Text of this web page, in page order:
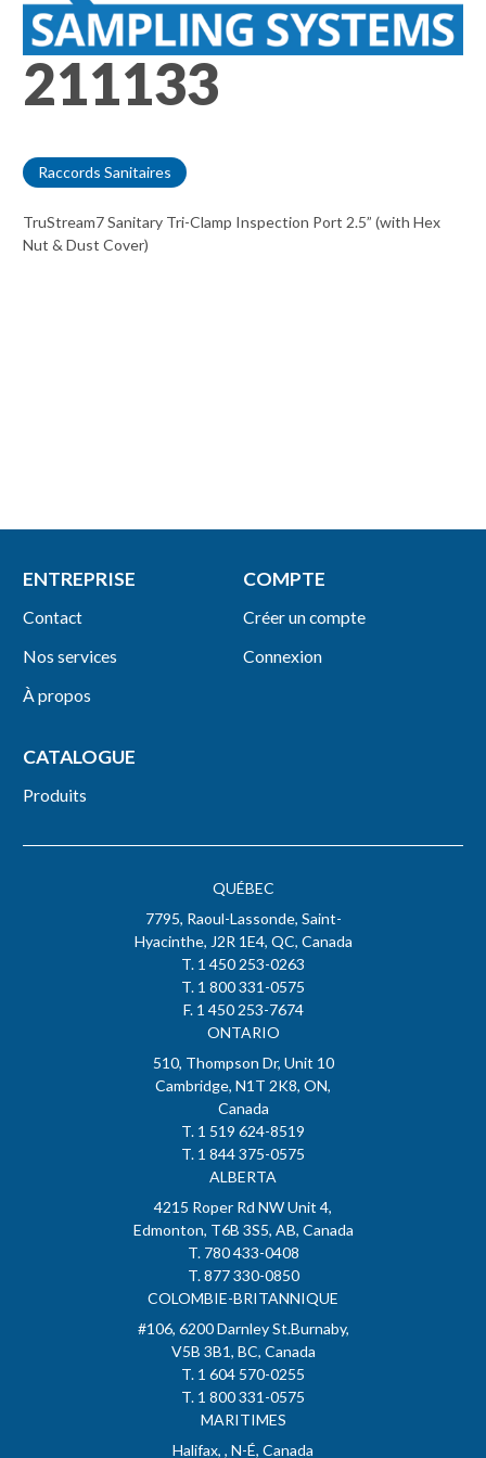
211133
Raccords Sanitaires
TruStream7 Sanitary Tri-Clamp Inspection Port 2.5” (with Hex
Nut & Dust Cover)
QUÉBEC
7795, Raoul-Lassonde, Saint-
Hyacinthe, J2R 1E4, QC, Canada
T. 1 450 253-0263
T. 1 800 331-0575
F. 1 450 253-7674
ONTARIO
510, Thompson Dr, Unit 10
Cambridge, N1T 2K8, ON,
Canada
T. 1 519 624-8519
T. 1 844 375-0575
ALBERTA
4215 Roper Rd NW Unit 4,
Edmonton, T6B 3S5, AB, Canada
T. 780 433-0408
T. 877 330-0850
COLOMBIE-BRITANNIQUE
#106, 6200 Darnley St.Burnaby,
V5B 3B1, BC, Canada
T. 1 604 570-0255
T. 1 800 331-0575
MARITIMES
Halifax, , N-É, Canada
ENTREPRISE
Contact
Nos services
À propos
COMPTE
Créer un compte
Connexion
CATALOGUE
Produits